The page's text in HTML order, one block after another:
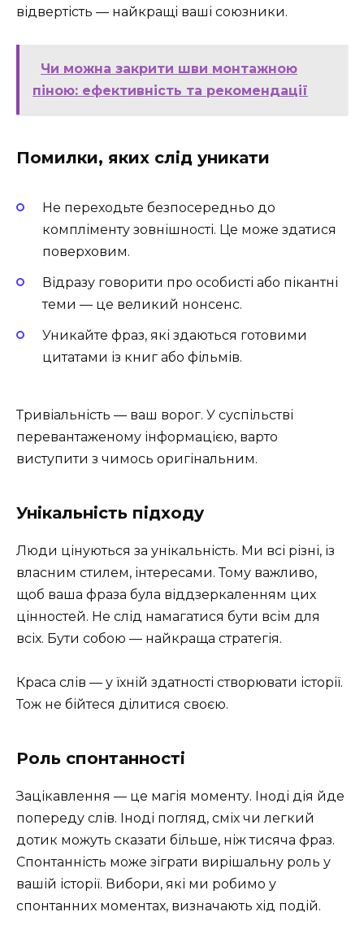
відвертість — найкращі ваші союзники.
Чи можна закрити шви монтажною
піною: ефективність та рекомендації
Помилки, яких слід уникати
Не переходьте безпосередньо до
компліменту зовнішності. Це може здатися
поверховим.
Відразу говорити про особисті або пікантні
теми — це великий нонсенс.
Уникайте фраз, які здаються готовими
цитатами із книг або фільмів.
Тривіальність — ваш ворог. У суспільстві
перевантаженому інформацією, варто
виступити з чимось оригінальним.
Унікальність підходу
Люди цінуються за унікальність. Ми всі різні, із
власним стилем, інтересами. Тому важливо,
щоб ваша фраза була віддзеркаленням цих
цінностей. Не слід намагатися бути всім для
всіх. Бути собою — найкраща стратегія.
Краса слів — у їхній здатності створювати історії.
Тож не бійтеся ділитися своєю.
Роль спонтанності
Зацікавлення — це магія моменту. Іноді дія йде
попереду слів. Іноді погляд, сміх чи легкий
дотик можуть сказати більше, ніж тисяча фраз.
Спонтанність може зіграти вирішальну роль у
вашій історії. Вибори, які ми робимо у
спонтанних моментах, визначають хід подій.